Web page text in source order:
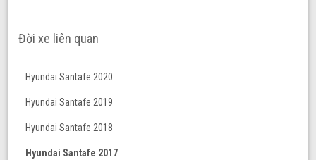
Đời xe liên quan
Hyundai Santafe 2020
Hyundai Santafe 2019
Hyundai Santafe 2018
Hyundai Santafe 2017